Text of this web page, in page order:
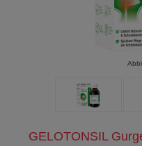
GELOTONSIL